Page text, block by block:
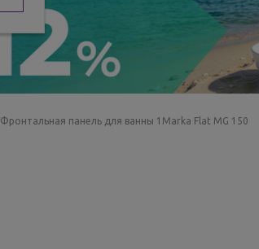
Фронтальная панель для ванны 1Marka Flat MG 150